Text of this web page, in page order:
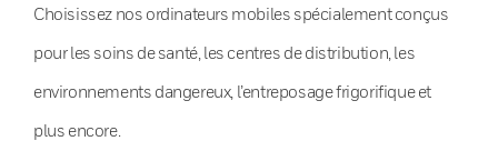
Choisissez nos ordinateurs mobiles spécialement conçus
pour les soins de santé, les centres de distribution, les
environnements dangereux, l’entreposage frigorifique et
plus encore.